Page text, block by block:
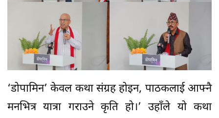
‘डोपामिन’ केवल कथा संग्रह होइन, पाठकलाई आफ्नै
मनभित्र यात्रा गराउने कृति हो।’ उहाँले यो कथा